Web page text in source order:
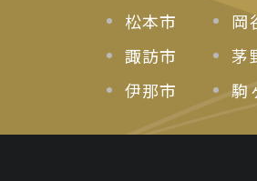
松本市
岡
諏訪市
茅
伊那市
駒